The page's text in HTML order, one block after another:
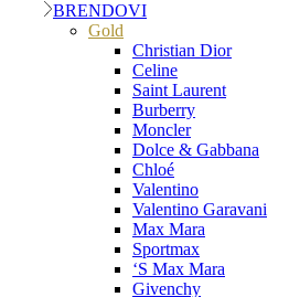
BRENDOVI
Gold
Christian Dior
Celine
Saint Laurent
Burberry
Moncler
Dolce & Gabbana
Chloé
Valentino
Valentino Garavani
Max Mara
Sportmax
‘S Max Mara
Givenchy